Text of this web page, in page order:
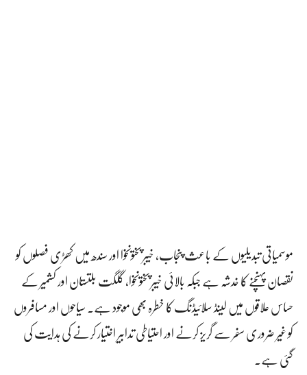
موسمیاتی تبدیلیوں کے باعث پنجاب، خیبر پختونخوا اور سندھ میں کھڑی فصلوں کو
نقصان پہنچنے کا خدشہ ہے جبکہ بالائی خیبر پختونخوا، گلگت بلتستان اور کشمیر کے
حساس علاقوں میں لینڈ سلائیڈنگ کا خطرہ بھی موجود ہے۔ سیاحوں اور مسافروں
کو غیر ضروری سفر سے گریز کرنے اور احتیاطی تدابیر اختیار کرنے کی ہدایت کی
گئی ہے۔